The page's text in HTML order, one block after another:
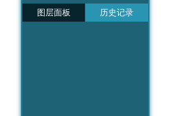
图层面板 历史记录